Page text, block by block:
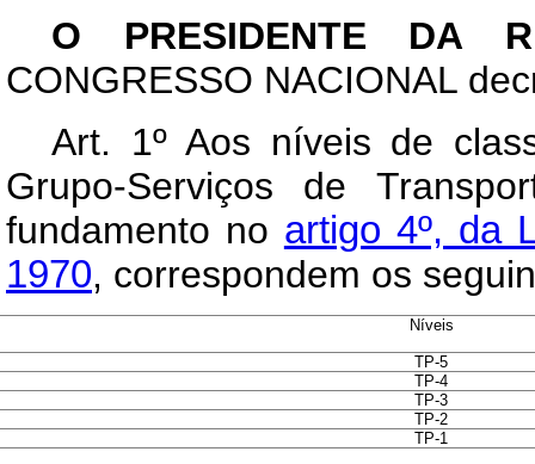
O PRESIDENTE DA
CONGRESSO NACIONAL
Art. 1º Aos níveis de
Grupo-Serviços de
fundamento no artigo 4º, da
1970, correspondem os
Níveis
TP-5
TP-4
TP-3
TP-2
TP-1